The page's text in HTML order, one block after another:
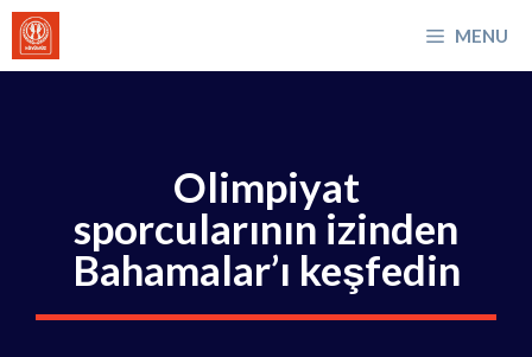
İçeriğe
atla
MENU
Olimpiyat
sporcularının izinden
Bahamalar’ı keşfedin